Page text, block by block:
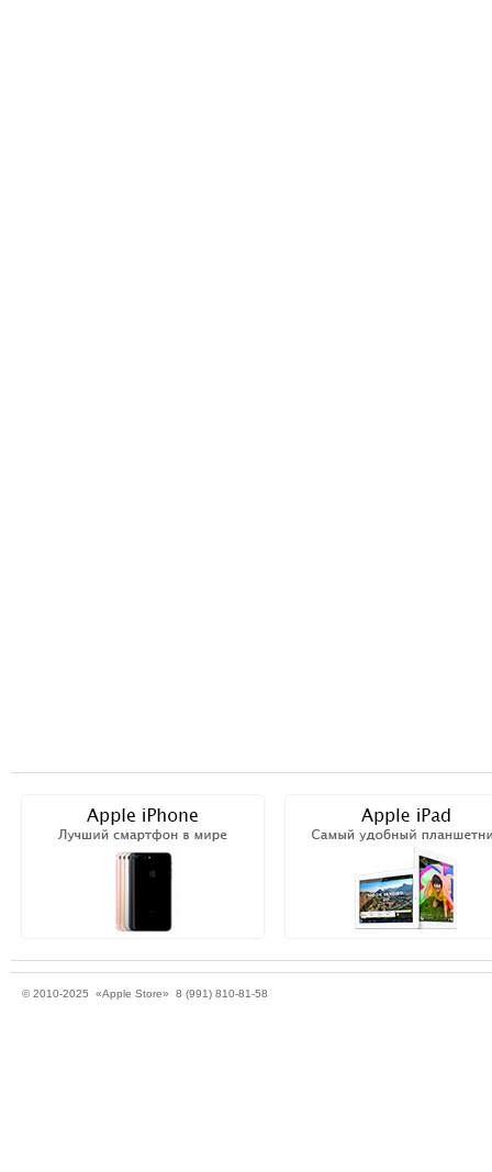
© 2010-2025 «Apple Store» 8 (991) 810-81-58